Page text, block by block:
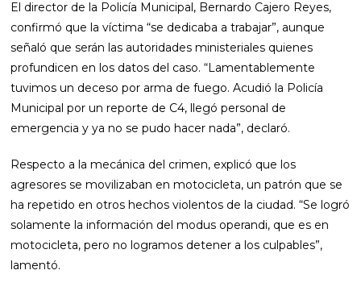
El director de la Policía Municipal, Bernardo Cajero Reyes,
confirmó que la víctima “se dedicaba a trabajar”, aunque
señaló que serán las autoridades ministeriales quienes
profundicen en los datos del caso. “Lamentablemente
tuvimos un deceso por arma de fuego. Acudió la Policía
Municipal por un reporte de C4, llegó personal de
emergencia y ya no se pudo hacer nada”, declaró.
Respecto a la mecánica del crimen, explicó que los
agresores se movilizaban en motocicleta, un patrón que se
ha repetido en otros hechos violentos de la ciudad. “Se logró
solamente la información del modus operandi, que es en
motocicleta, pero no logramos detener a los culpables”,
lamentó.